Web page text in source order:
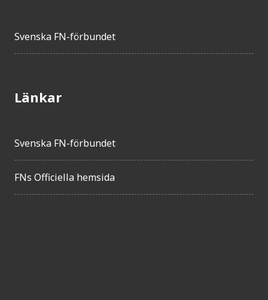
Svenska FN-förbundet
Länkar
Svenska FN-förbundet
FNs Officiella hemsida